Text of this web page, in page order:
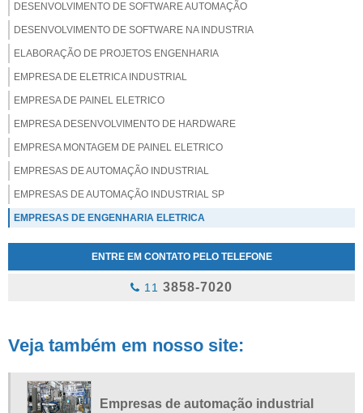
DESENVOLVIMENTO DE SOFTWARE AUTOMAÇÃO
DESENVOLVIMENTO DE SOFTWARE NA INDUSTRIA
ELABORAÇÃO DE PROJETOS ENGENHARIA
EMPRESA DE ELETRICA INDUSTRIAL
EMPRESA DE PAINEL ELETRICO
EMPRESA DESENVOLVIMENTO DE HARDWARE
EMPRESA MONTAGEM DE PAINEL ELETRICO
EMPRESAS DE AUTOMAÇÃO INDUSTRIAL
EMPRESAS DE AUTOMAÇÃO INDUSTRIAL SP
EMPRESAS DE ENGENHARIA ELETRICA
EMPRESAS DE MONTAGEM ELETROMECANICA
EXECUÇÃO DE PROJETOS DE ENGENHARIA
INSTALAÇÃO ELETROMECANICA
INSTALAÇÃO ENGENHARIA ELETRICA
MODERNIZAÇÃO DE EQUIPAMENTOS INDUSTRIAIS
ENTRE EM CONTATO PELO TELEFONE
11 3858-7020
Veja também em nosso site:
Empresas de automação industrial